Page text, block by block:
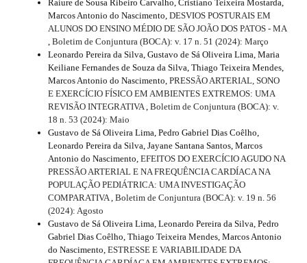
Raiure de Sousa Ribeiro Carvalho, Cristiano Teixeira Mostarda,
Marcos Antonio do Nascimento, DESVIOS POSTURAIS EM
ALUNOS DO ENSINO MÉDIO DE SÃO JOÃO DOS PATOS - MA
Boletim de Conjuntura (BOCA): v. 17 n. 51 (2024): Março
Leonardo Pereira da Silva, Gustavo de Sá Oliveira Lima, Maria
Keiliane Fernandes de Souza da Silva, Thiago Teixeira Mendes,
Marcos Antonio do Nascimento, PRESSÃO ARTERIAL, SONO
E EXERCÍCIO FÍSICO EM AMBIENTES EXTREMOS: UMA
REVISÃO INTEGRATIVA Boletim de Conjuntura (BOCA): v.
18 n. 53 (2024): Maio
Gustavo de Sá Oliveira Lima, Pedro Gabriel Dias Coêlho,
Leonardo Pereira da Silva, Jayane Santana Santos, Marcos
Antonio do Nascimento, EFEITOS DO EXERCÍCIO AGUDO NA
PRESSÃO ARTERIAL E NA FREQUÊNCIA CARDÍACA NA
POPULAÇÃO PEDIÁTRICA: UMA INVESTIGAÇÃO
COMPARATIVA Boletim de Conjuntura (BOCA): v. 19 n. 56
(2024): Agosto
Gustavo de Sá Oliveira Lima, Leonardo Pereira da Silva, Pedro
Gabriel Dias Coêlho, Thiago Teixeira Mendes, Marcos Antonio
do Nascimento, ESTRESSE E VARIABILIDADE DA